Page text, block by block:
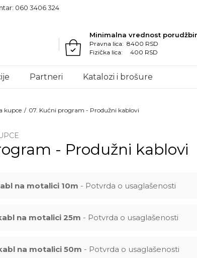
060 3406 324
Minimalna vrednost
Pravna lica: 8400 RSD
Fizička lica: 400 RSD
Partneri Katalozi i brošure
kupce 07. Kućni program - Produžni kablovi
- Produžni kablovi
na motalici 10m - Potvrda o usaglašenosti
na motalici 25m - Potvrda o usaglašenosti
na motalici 50m - Potvrda o usaglašenosti